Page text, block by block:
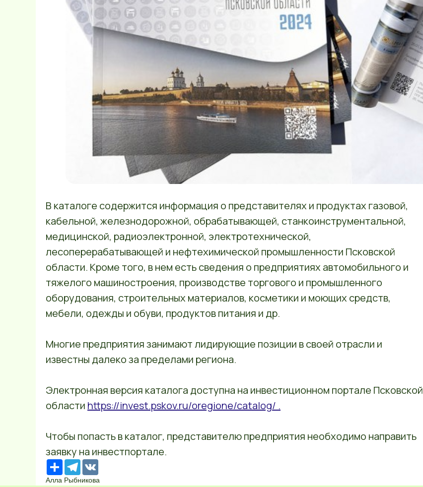
В каталоге содержится информация о представителях и продуктах газовой,
кабельной, железнодорожной, обрабатывающей, станкоинструментальной,
медицинской, радиоэлектронной, электротехнической,
лесоперерабатывающей и нефтехимической промышленности Псковской
области. Кроме того, в нем есть сведения о предприятиях автомобильного и
тяжелого машиностроения, производстве торгового и промышленного
оборудования, строительных материалов, косметики и моющих средств,
мебели, одежды и обуви, продуктов питания и др.
Многие предприятия занимают лидирующие позиции в своей отрасли и
известны далеко за пределами региона.
Электронная версия каталога доступна на инвестиционном портале Псковской
области https://invest.pskov.ru/oregione/catalog/ .
Чтобы попасть в каталог, представителю предприятия необходимо направить
заявку на инвестпортале.
РесурсTelegram
Алла Рыбникова